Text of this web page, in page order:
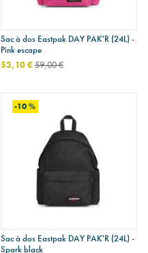
Sac à dos Eastpak DAY PAK'R (24L) -
Pink escape
53,10 €59,00 €
-10 %
Sac à dos Eastpak DAY PAK'R (24L) -
Spark black